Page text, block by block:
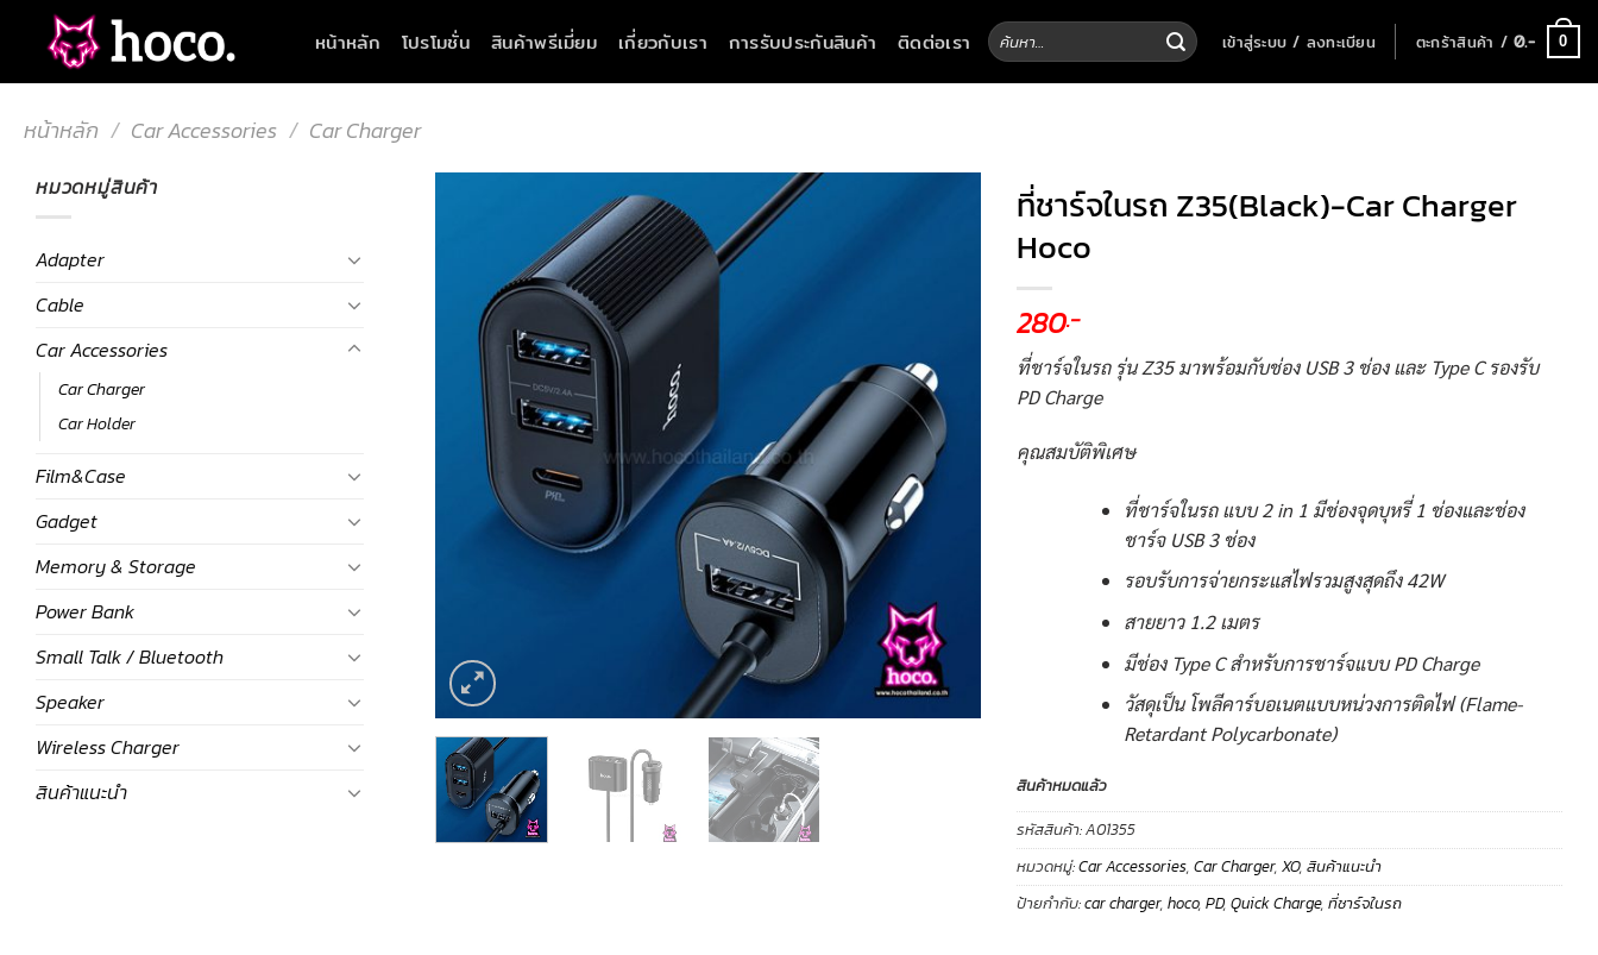
content
หน้าหลัก โปรโมชั่น สินค้าพรีเมี่ยม เกี่ยวกับเรา การรับประกันสินค้า ติดต่อเรา ค้นหา: เข้าสู่ระบบ / ลงทะเบียน ตะกร้าสินค้า /0.- 0
หน้าหลัก / Car Accessories / Car Charger
หมวดหมู่สินค้า
Adapter
Cable
Car Accessories
Car Charger
Car Holder
Film&Case
Gadget
Memory & Storage
Power Bank
Small Talk / Bluetooth
Speaker
Wireless Charger
สินค้าแนะนำ
ที่ชาร์จในรถ Z35(Black)-Car Charger
Hoco
280.-
ที่ชาร์จในรถ รุ่น Z35 มาพร้อมกับช่อง USB 3 ช่อง และ Type C รองรับ
PD Charge
คุณสมบัติพิเศษ
ที่ชาร์จในรถ แบบ 2 in 1 มีช่องจุดบุหรี่ 1 ช่องและช่อง
ชาร์จ USB 3 ช่อง
รอบรับการจ่ายกระแสไฟรวมสูงสุดถึง 42W
สายยาว 1.2 เมตร
มีช่อง Type C สำหรับการชาร์จแบบ PD Charge
วัสดุเป็น โพลีคาร์บอเนตแบบหน่วงการติดไฟ (Flame-
Retardant Polycarbonate)
สินค้าหมดแล้ว
รหัสสินค้า:A01355
หมวดหมู่:Car Accessories, Car Charger, XO, สินค้าแนะนำ
ป้ายกำกับ:car charger, hoco, PD, Quick Charge, ที่ชาร์จในรถ